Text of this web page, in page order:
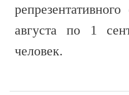
августа по 1
человек.